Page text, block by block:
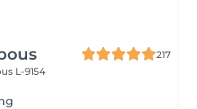
217
L-9154